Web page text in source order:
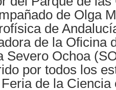
de Olga
de
de la Oficina
Severo Ochoa
por todos los
de la Ciencia